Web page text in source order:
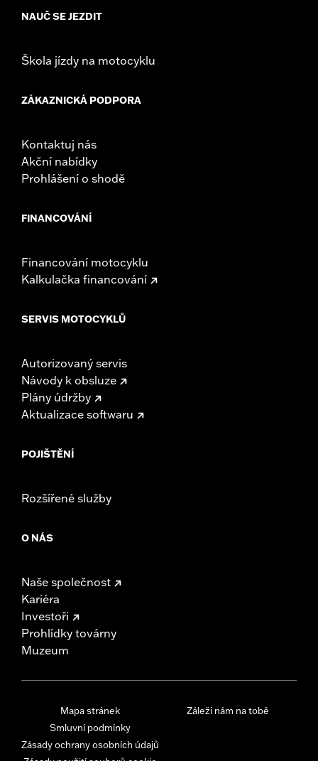
NAUČ SE JEZDIT
Škola jízdy na motocyklu
ZÁKAZNICKÁ PODPORA
Kontaktuj nás
Akční nabídky
Prohlášení o shodě
FINANCOVÁNÍ
Financování motocyklu
Kalkulačka financování
SERVIS MOTOCYKLŮ
Autorizovaný servis
Návody k obsluze
Plány údržby
Aktualizace softwaru
POJIŠTĚNÍ
Rozšířené služby
O NÁS
Naše společnost
Kariéra
Investoři
Prohlídky továrny
Muzeum
Mapa stránek
Smluvní podmínky
Zásady ochrany osobních údajů
Záleží nám na tobě